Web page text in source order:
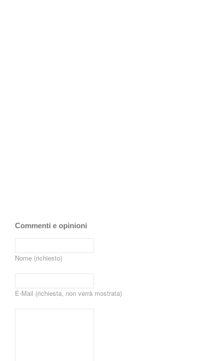
Commenti e opinioni
Nome (richiesto)
E-Mail (richiesta, non verrà mostrata)